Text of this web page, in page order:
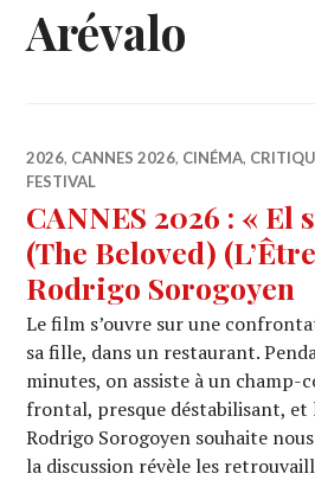
Arévalo
2026, CANNES 2026, CINÉMA,
FESTIVAL
CANNES 2026 : « El
(The Beloved)
Rodrigo Sorogoyen
Le film s’ouvre sur une
sa fille, dans un restaurant.
minutes, on assiste à un champ-
frontal, presque déstabilisant, et
Rodrigo Sorogoyen souhaite
la discussion révèle les